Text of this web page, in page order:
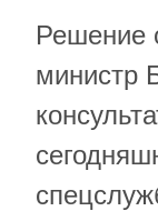
Решение
министр